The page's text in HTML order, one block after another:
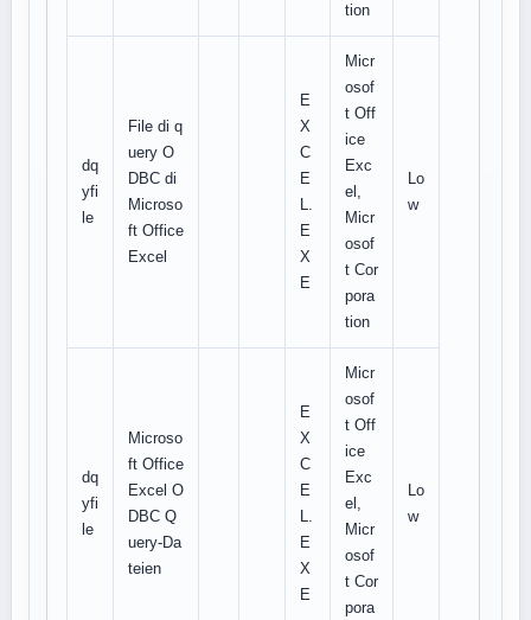
tion
dq
yfi
le
File di q
uery O
DBC di
Microso
ft Office
Excel
E
X
C
E
L.
E
X
E
Micr
osof
t Off
ice
Exc
el,
Micr
osof
t Cor
pora
tion
Lo
w
dq
yfi
le
Microso
ft Office
Excel O
DBC Q
uery-Da
teien
E
X
C
E
L.
E
X
E
Micr
osof
t Off
ice
Exc
el,
Micr
osof
t Cor
pora
Lo
w